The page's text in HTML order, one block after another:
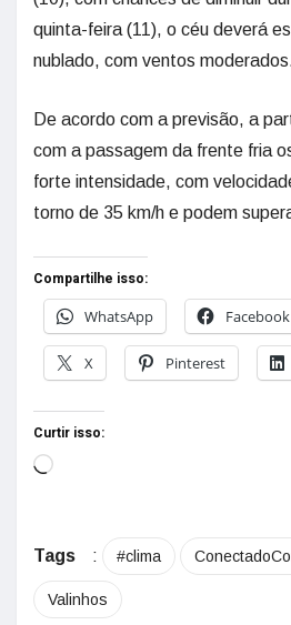
quinta-feira (11), o céu deverá
nublado, com ventos
De acordo com a previsão, a
com a passagem da frente fria
forte intensidade, com
torno de 35 km/h e podem
Compartilhe isso:
WhatsApp
Facebook
X Pinterest
Curtir isso:
Tags : #clima
Valinhos